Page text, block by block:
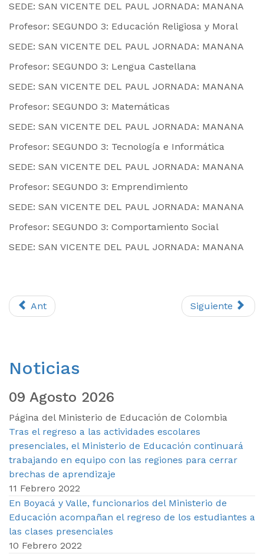
SEDE: SAN VICENTE DEL PAUL JORNADA: MANANA
Profesor: SEGUNDO 3: Educación Religiosa y Moral
SEDE: SAN VICENTE DEL PAUL JORNADA: MANANA
Profesor: SEGUNDO 3: Lengua Castellana
SEDE: SAN VICENTE DEL PAUL JORNADA: MANANA
Profesor: SEGUNDO 3: Matemáticas
SEDE: SAN VICENTE DEL PAUL JORNADA: MANANA
Profesor: SEGUNDO 3: Tecnología e Informática
SEDE: SAN VICENTE DEL PAUL JORNADA: MANANA
Profesor: SEGUNDO 3: Emprendimiento
SEDE: SAN VICENTE DEL PAUL JORNADA: MANANA
Profesor: SEGUNDO 3: Comportamiento Social
SEDE: SAN VICENTE DEL PAUL JORNADA: MANANA
Ant Siguiente
Noticias
09 Agosto 2026
Página del Ministerio de Educación de Colombia
Tras el regreso a las actividades escolares
presenciales, el Ministerio de Educación continuará
trabajando en equipo con las regiones para cerrar
brechas de aprendizaje
11 Febrero 2022
En Boyacá y Valle, funcionarios del Ministerio de
Educación acompañan el regreso de los estudiantes a
las clases presenciales
10 Febrero 2022